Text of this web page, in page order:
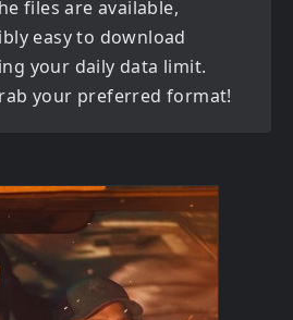
files are available,
easy to download
your daily data limit.
your preferred format!